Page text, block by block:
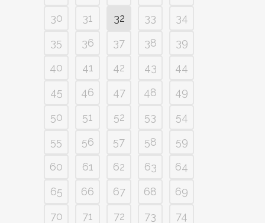
30
31 32 33
34
35
36 37 38
39
40
41 42 43
44
45
46 47 48
49
50
51 52 53
54
55
56 57 58
59
60
61 62 63
64
65
66 67 68
69
70
71 72 73
74